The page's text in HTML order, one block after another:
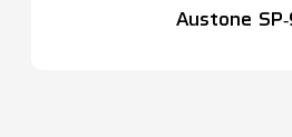
Austone